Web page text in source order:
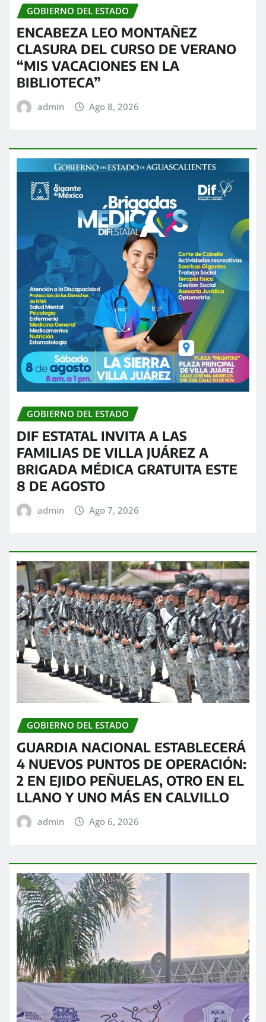
GOBIERNO DEL ESTADO
ENCABEZA LEO MONTAÑEZ
CLASURA DEL CURSO DE VERANO
“MIS VACACIONES EN LA
BIBLIOTECA”
admin Ago 8, 2026
GOBIERNO DEL ESTADO
DIF ESTATAL INVITA A LAS
FAMILIAS DE VILLA JUÁREZ A
BRIGADA MÉDICA GRATUITA ESTE
8 DE AGOSTO
admin Ago 7, 2026
GOBIERNO DEL ESTADO
GUARDIA NACIONAL ESTABLECERÁ
4 NUEVOS PUNTOS DE OPERACIÓN:
2 EN EJIDO PEÑUELAS, OTRO EN EL
LLANO Y UNO MÁS EN CALVILLO
admin Ago 6, 2026